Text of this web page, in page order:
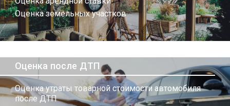
Оценка земельных участков
Оценка после ДТП
Оценка утраты товарной стоимости автомобиля
после ДТП